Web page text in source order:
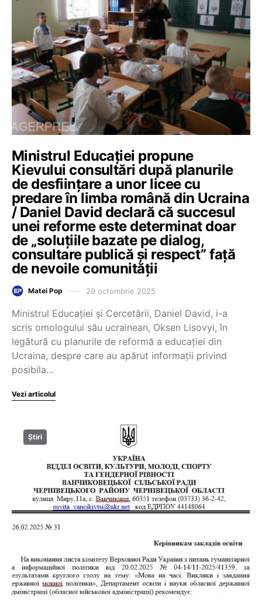
Ministrul Educației propune
Kievului consultări după planurile
de desființare a unor licee cu
predare în limba română din Ucraina
/ Daniel David declară că succesul
unei reforme este determinat doar
de „soluțiile bazate pe dialog,
consultare publică și respect” față
de nevoile comunității
Matei Pop 29 octombrie 2025
Ministrul Educației și Cercetării, Daniel David, i-a
scris omologului său ucrainean, Oksen Lisovyi, în
legătură cu planurile de reformă a educației din
Ucraina, despre care au apărut informații privind
posibila…
Vezi articolul
Știri